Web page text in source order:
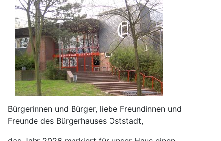
Bürgerinnen und Bürger, liebe Freundinnen und
Freunde des Bürgerhauses Oststadt,